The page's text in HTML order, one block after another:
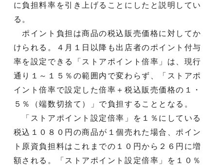
に負担料率を引き上げることにしたと説明してい
る。
ポイント負担は商品の税込販売価格に対してか
けられる。４月１日以降も出店者のポイント付与
率を設定できる「ストアポイント倍率」は、現行
通り１～１５％の範囲内で変わらず、「ストアポ
イント倍率で設定した倍率＋税込販売価格の１・
５％（端数切捨て）」で負担することとなる。
「ストアポイント設定倍率」を１％にしている
税込１０８０円の商品が１個売れた場合、ポイン
ト原資負担料はこれまでの１０円から２６円に増
額される。「ストアポイント設定倍率」を１０％